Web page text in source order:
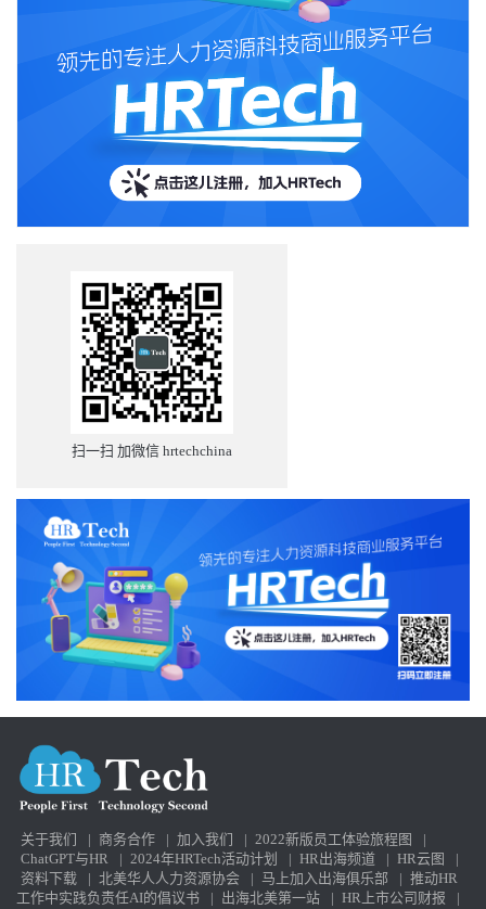
扫一扫 加微信 hrtechchina
关于我们 | 商务合作 | 加入我们 | 2022新版员工体验旅程图
|
ChatGPT与HR
| 2024年HRTech活动计划 | HR出海频道 | HR云图
|
资料下载
| 北美华人人力资源协会 | 马上加入出海俱乐部 | 推动HR
工作中实践负责任AI的倡议书
| 出海北美第一站 | HR上市公司财报
|